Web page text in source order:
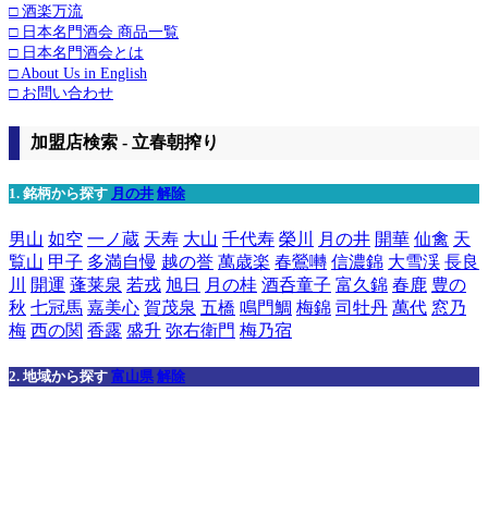
□ 酒楽万流
□ 日本名門酒会 商品一覧
□ 日本名門酒会とは
□ About Us in English
□ お問い合わせ
加盟店検索 - 立春朝搾り
1. 銘柄から探す 月の井 解除
男山 如空 一ノ蔵 天寿 大山 千代寿 榮川 月の井 開華 仙禽 天
覧山 甲子 多満自慢 越の誉 萬歳楽 春鶯囀 信濃錦 大雪渓 長良
川
開運 蓬莱泉 若戎 旭日 月の桂 酒呑童子 富久錦 春鹿 豊の
秋 七冠馬 嘉美心 賀茂泉 五橋 鳴門鯛 梅錦 司牡丹 萬代 窓乃
梅 西の関 香露 盛升 弥右衛門 梅乃宿
2. 地域から探す 富山県 解除